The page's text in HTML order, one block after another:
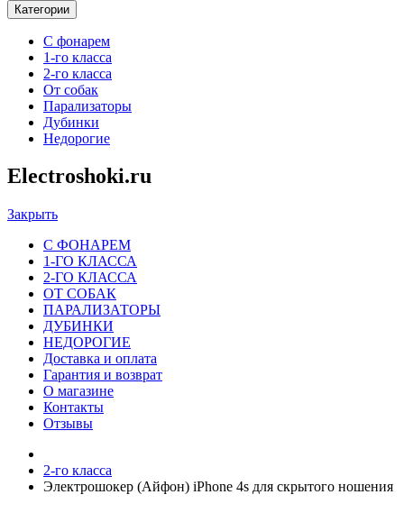
Категории
С фонарем
1-го класса
2-го класса
От собак
Парализаторы
Дубинки
Недорогие
Electroshoki.ru
Закрыть
С ФОНАРЕМ
1-ГО КЛАССА
2-ГО КЛАССА
ОТ СОБАК
ПАРАЛИЗАТОРЫ
ДУБИНКИ
НЕДОРОГИЕ
Доставка и оплата
Гарантия и возврат
О магазине
Контакты
Отзывы
2-го класса
Электрошокер (Айфон) iPhone 4s для скрытого ношения